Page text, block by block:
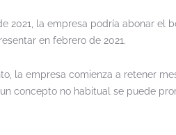
2021, la empresa podría abonar el
en febrero de 2021.
la empresa comienza a retener
concepto no habitual se puede